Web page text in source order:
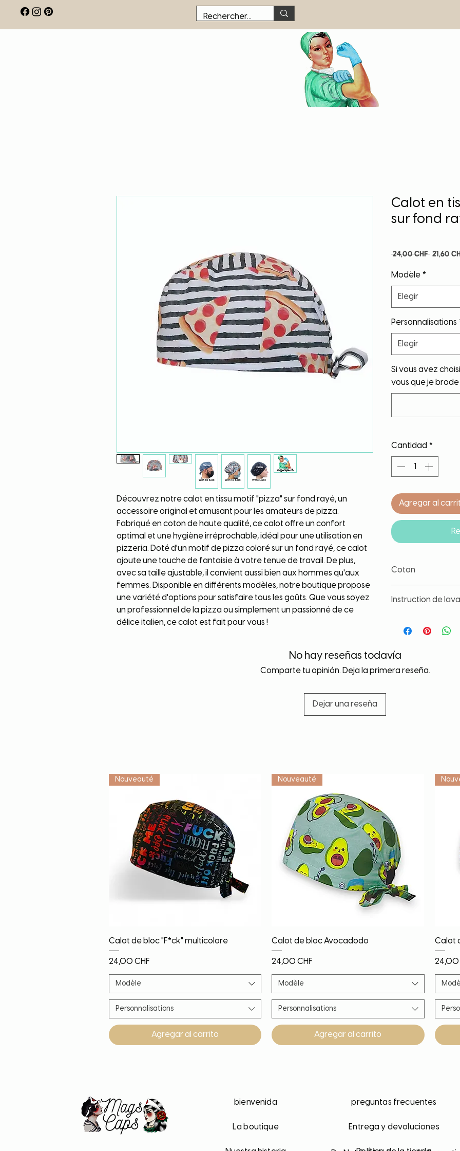
Découvrez notre calot en tissu motif "pizza" sur fond rayé, un
accessoire original et amusant pour les amateurs de pizza.
Fabriqué en coton de haute qualité, ce calot offre un confort
optimal et une hygiène irréprochable, idéal pour une utilisation en
pizzeria. Doté d'un motif de pizza coloré sur un fond rayé, ce calot
ajoute une touche de fantaisie à votre tenue de travail. De plus,
avec sa taille ajustable, il convient aussi bien aux hommes qu'aux
femmes. Disponible en différents modèles, notre boutique propose
une variété d'options pour satisfaire tous les goûts. Que vous soyez
un professionnel de la pizza ou simplement un passionné de ce
délice italien, ce calot est fait pour vous !
Calot en
sur fond
24,00 CHF Precio
21,60
Modèle *
Elegir
Personnalisations
Elegir
Si vous avez
vous que je
Cantidad *
Agregar al
Coton
lavage. Tissu lavé
Instruction de
les couleurs et
article à part, à
durée de vie de
No hay reseñas todavía
Comparte tu opinión. Deja la primera reseña.
Dejar una reseña
Vista rápida
Nouveauté
Calot de bloc "F*ck" multicolore
Precio
24,00 CHF
Modèle
Personnalisations
Agregar al carrito
Vista rápida
Nouveauté
Calot de bloc Avocadodo
Precio
24,00 CHF
Modèle
Personnalisations
Agregar al carrito
Calot
Precio
24,00
bienvenida
La boutique
preguntas frecuentes
Entrega y devoluciones